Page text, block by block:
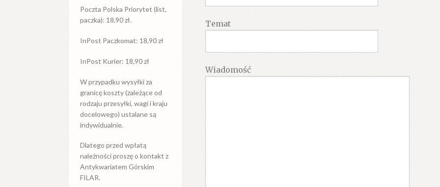
Temat
Wiadomość
Poczta Polska Priorytet (list,
paczka): 18,90 zł.
InPost Paczkomat: 18,90 zł
InPost Kurier: 18,90 zł
W przypadku wysyłkiza
granicękoszty (zależące od
rodzaju przesyłki, wagi i kraju
docelowego) ustalane są
indywidualnie.
Dlatego przed wpłatą
należności proszę o kontakt z
Antykwariatem Górskim
FILAR.